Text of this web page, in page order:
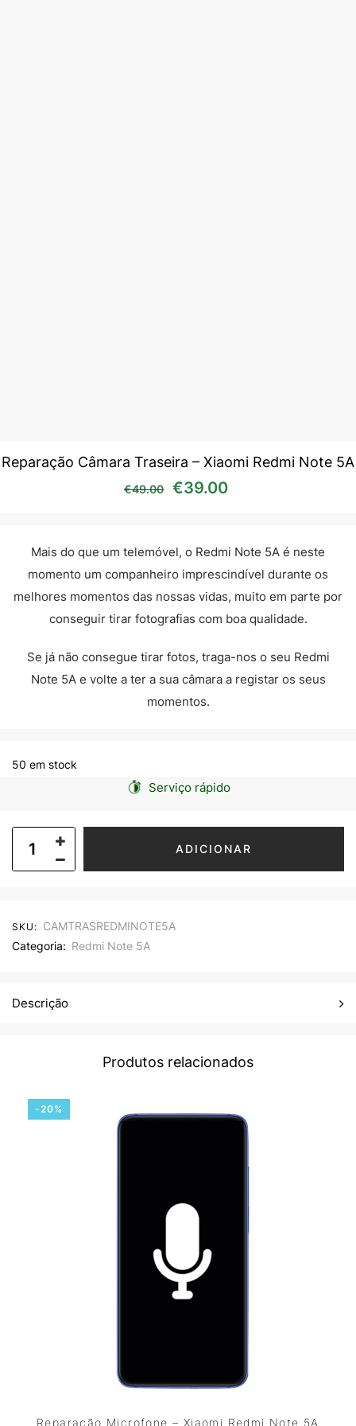
Reparação Câmara Traseira – Xiaomi Redmi Note 5A
€49.00 O preço original era:
€39.00
Mais do que um telemóvel, o Redmi Note 5A é neste
momento um companheiro imprescindível durante os
melhores momentos das nossas vidas, muito em parte por
conseguir tirar fotografias com boa qualidade.
Se já não consegue tirar fotos, traga-nos o seu Redmi
Note 5A e volte a ter a sua câmara a registar os seus
momentos.
50 em stock
Serviço rápido
ADICIONAR
SKU: CAMTRASREDMINOTE5A
Categoria: Redmi Note 5A
Descrição
Produtos relacionados
-20%
Reparação Microfone – Xiaomi Redmi Note 5A